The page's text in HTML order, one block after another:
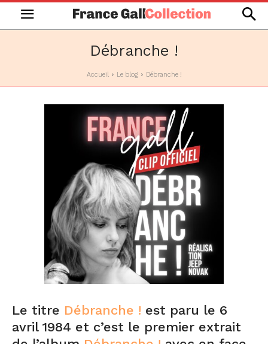
Débranche !
Accueil Le blog Débranche !
Le titre Débranche ! est paru le 6
avril 1984 et c’est le premier extrait